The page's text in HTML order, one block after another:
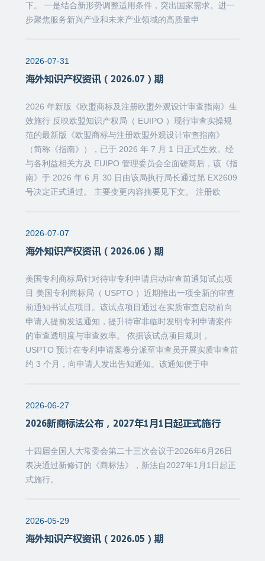
下。 一是结合新形势调整适用条件，突出国家需求。进一
步聚焦服务新兴产业和未来产业领域的高质量申
2026-07-31
海外知识产权资讯（2026.07）期
2026 年新版《欧盟商标及注册欧盟外观设计审查指南》生
效施行 反映欧盟知识产权局（ EUIPO ）现行审查实操规
范的最新版《欧盟商标与注册欧盟外观设计审查指南》
（简称《指南》），已于 2026 年 7 月 1 日正式生效。经
与各利益相关方及 EUIPO 管理委员会全面磋商后，该《指
南》于 2026 年 6 月 30 日由该局执行局长通过第 EX2609
号决定正式通过。 主要变更内容摘要见下文。 注册欧
2026-07-07
海外知识产权资讯（2026.06）期
美国专利商标局针对待审专利申请启动审查前通知试点项
目 美国专利商标局（ USPTO ）近期推出一项全新的审查
前通知书试点项目。该试点项目通过在实质审查启动前向
申请人提前发送通知，提升待审非临时发明专利申请案件
的审查透明度与审查效率。 依据该试点项目规则，
USPTO 预计在专利申请案卷分派至审查员开展实质审查前
约 3 个月，向申请人发出告知通知。该通知便于申
2026-06-27
2026新商标法公布，2027年1月1日起正式施行
十四届全国人大常委会第二十三次会议于2026年6月26日
表决通过新修订的《商标法》，新法自2027年1月1日起正
式施行。
2026-05-29
海外知识产权资讯（2026.05）期